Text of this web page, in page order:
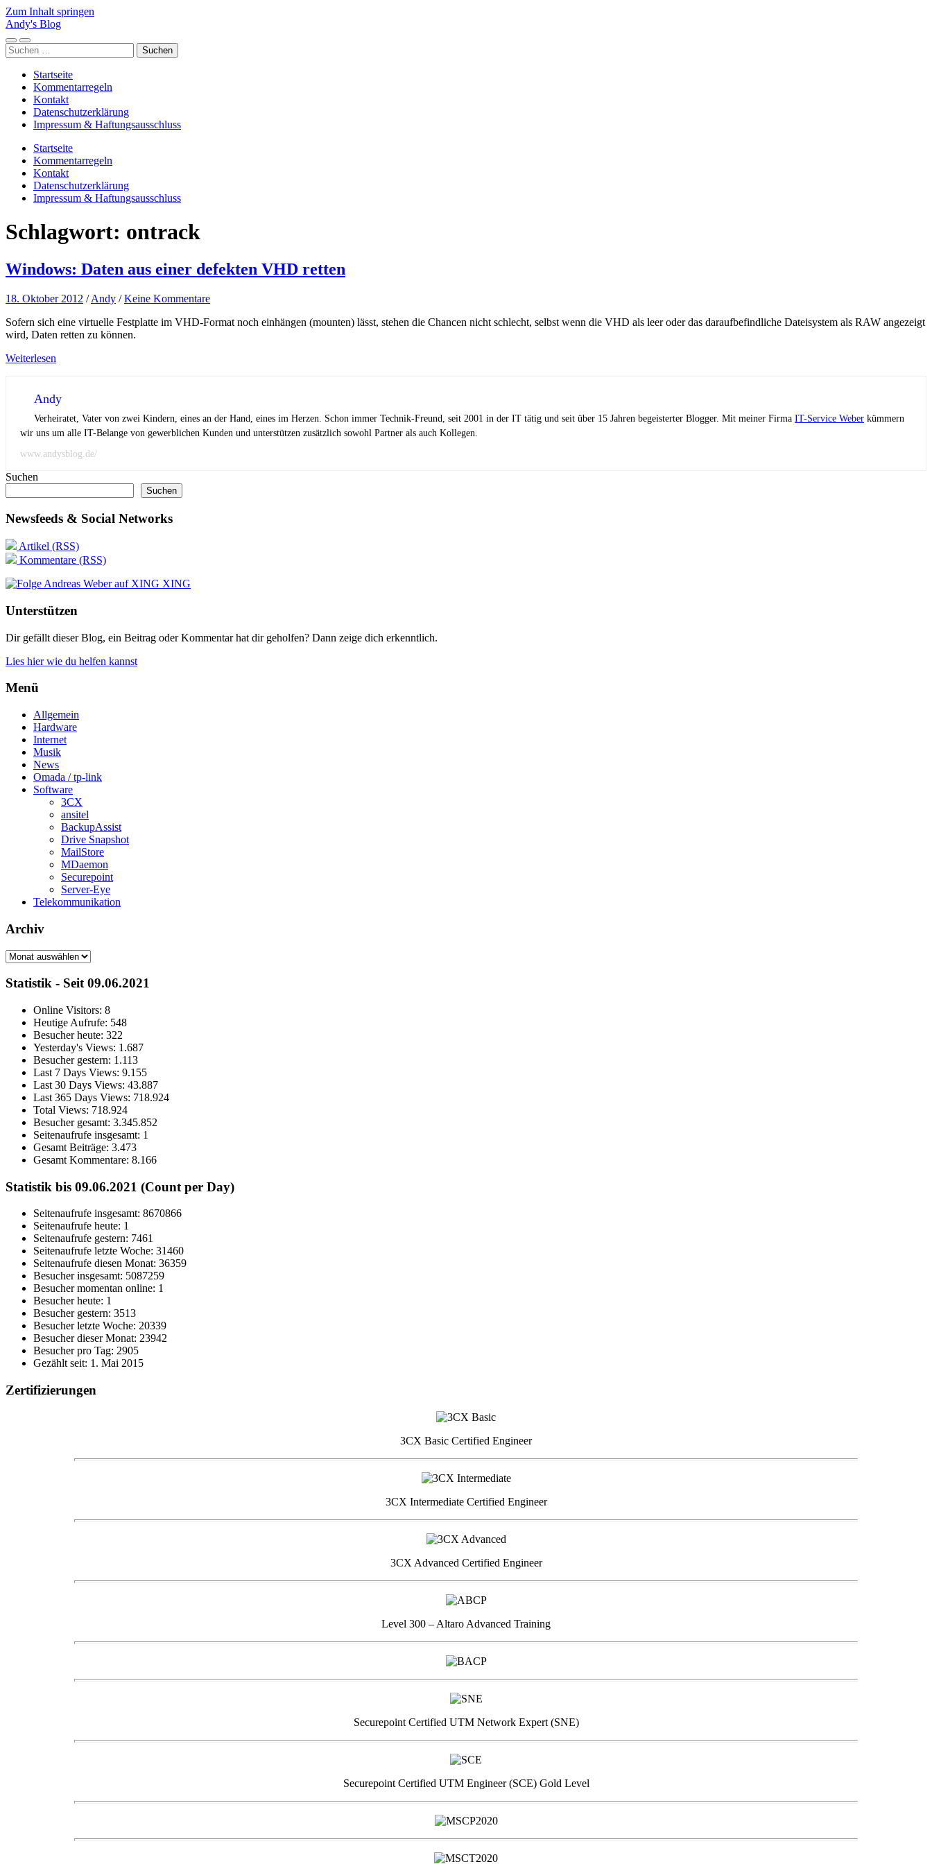
Zum Inhalt springen
Andy's Blog
Mobile-
Menü
Suchfeld
ein-/ausblenden
Suchen
nach:
Startseite
Kommentarregeln
Kontakt
Datenschutzerklärung
Impressum & Haftungsausschluss
Startseite
Kommentarregeln
Kontakt
Datenschutzerklärung
Impressum & Haftungsausschluss
Schlagwort: ontrack
Windows: Daten aus einer defekten VHD retten
18. Oktober 2012 /Andy /Keine Kommentare
Sofern sich eine virtuelle Festplatte im VHD-Format noch einhängen (mounten) lässt, stehen die Chancen nicht schlecht, selbst wenn die VHD als leer oder das daraufbefindliche Dateisystem als RAW angezeigt
wird, Daten retten zu können.
Weiterlesen
Andy
Verheiratet, Vater von zwei Kindern, eines an der Hand, eines im Herzen. Schon immer Technik-Freund, seit 2001 in der IT tätig und seit über 15 Jahren begeisterter Blogger. Mit meiner Firma IT-Service Weber kümmern
wir uns um alle IT-Belange von gewerblichen Kunden und unterstützen zusätzlich sowohl Partner als auch Kollegen.
www.andysblog.de/
Suchen
Suchen
Newsfeeds & Social Networks
Artikel (RSS)
Kommentare (RSS)
XING
Unterstützen
Dir gefällt dieser Blog, ein Beitrag oder Kommentar hat dir geholfen? Dann zeige dich erkenntlich.
Lies hier wie du helfen kannst
Menü
Allgemein
Hardware
Internet
Musik
News
Omada / tp-link
Software
3CX
ansitel
BackupAssist
Drive Snapshot
MailStore
MDaemon
Securepoint
Server-Eye
Telekommunikation
Archiv
Archiv
Statistik - Seit 09.06.2021
Online Visitors: 8
Heutige Aufrufe: 548
Besucher heute: 322
Yesterday's Views: 1.687
Besucher gestern: 1.113
Last 7 Days Views: 9.155
Last 30 Days Views: 43.887
Last 365 Days Views: 718.924
Total Views: 718.924
Besucher gesamt: 3.345.852
Seitenaufrufe insgesamt: 1
Gesamt Beiträge: 3.473
Gesamt Kommentare: 8.166
Statistik bis 09.06.2021 (Count per Day)
Seitenaufrufe insgesamt: 8670866
Seitenaufrufe heute: 1
Seitenaufrufe gestern: 7461
Seitenaufrufe letzte Woche: 31460
Seitenaufrufe diesen Monat: 36359
Besucher insgesamt: 5087259
Besucher momentan online: 1
Besucher heute: 1
Besucher gestern: 3513
Besucher letzte Woche: 20339
Besucher dieser Monat: 23942
Besucher pro Tag: 2905
Gezählt seit: 1. Mai 2015
Zertifizierungen
3CX Basic Certified Engineer
3CX Intermediate Certified Engineer
3CX Advanced Certified Engineer
Level 300 – Altaro Advanced Training
Securepoint Certified UTM Network Expert (SNE)
Securepoint Certified UTM Engineer (SCE) Gold Level